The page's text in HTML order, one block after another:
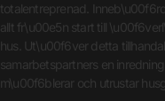
totalentreprenad.
allt fr\u00e5n start till
hus. Ut\u00f6ver detta
samarbetspartners en
m\u00f6blerar och utrustar